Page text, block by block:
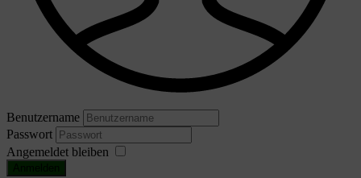
Benutzername
Passwort
Angemeldet bleiben